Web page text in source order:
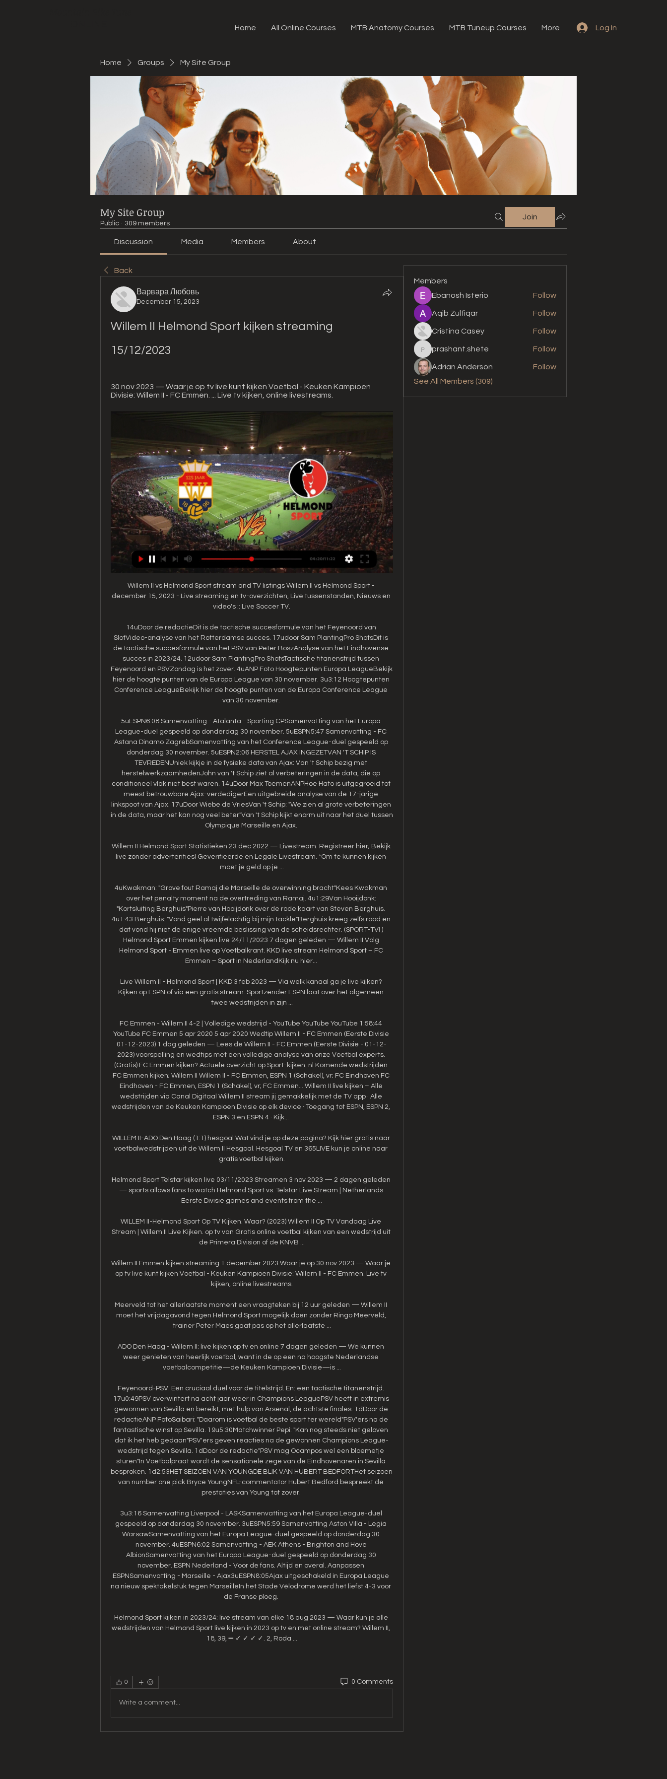
Home All Online Courses MTB Anatomy Courses MTB Tuneup Courses More Log In
Home Groups My Site Group
My Site Group
Public · 309 members
Join
Discussion Media Members About
Back
Варвара Любовь
December 15, 2023
Willem II Helmond Sport kijken streaming
15/12/2023
30 nov 2023 — Waar je op tv live kunt kijken Voetbal - Keuken Kampioen
Divisie: Willem II - FC Emmen. ... Live tv kijken, online livestreams.
Willem II vs Helmond Sport stream and TV listings Willem II vs Helmond Sport -
december 15, 2023 - Live streaming en tv-overzichten, Live tussenstanden, Nieuws en
video's :: Live Soccer TV.
14uDoor de redactieDit is de tactische succesformule van het Feyenoord van
SlotVideo-analyse van het Rotterdamse succes. 17udoor Sam PlantingPro ShotsDit is
de tactische succesformule van het PSV van Peter BoszAnalyse van het Eindhovense
succes in 2023/24. 12udoor Sam PlantingPro ShotsTactische titanenstrijd tussen
Feyenoord en PSVZondag is het zover. 4uANP Foto Hoogtepunten Europa LeagueBekijk
hier de hoogte punten van de Europa League van 30 november. 3u3:12 Hoogtepunten
Conference LeagueBekijk hier de hoogte punten van de Europa Conference League
van 30 november.
5uESPN6:08 Samenvatting - Atalanta - Sporting CPSamenvatting van het Europa
League-duel gespeeld op donderdag 30 november. 5uESPN5:47 Samenvatting - FC
Astana Dinamo ZagrebSamenvatting van het Conference League-duel gespeeld op
donderdag 30 november. 5uESPN2:06 HERSTEL AJAX INGEZETVAN 'T SCHIP IS
TEVREDENUniek kijkje in de fysieke data van Ajax: Van 't Schip bezig met
herstelwerkzaamhedenJohn van 't Schip ziet al verbeteringen in de data, die op
conditioneel vlak niet best waren. 14uDoor Max ToemenANPHoe Hato is uitgegroeid tot
meest betrouwbare Ajax-verdedigerEen uitgebreide analyse van de 17-jarige
linkspoot van Ajax. 17uDoor Wiebe de VriesVan 't Schip: "We zien al grote verbeteringen
in de data, maar het kan nog veel beter"Van 't Schip kijkt enorm uit naar het duel tussen
Olympique Marseille en Ajax.
Willem II Helmond Sport Statistieken 23 dec 2022 — Livestream. Registreer hier; Bekijk
live zonder advertenties! Geverifieerde en Legale Livestream. *Om te kunnen kijken
moet je geld op je ...
4uKwakman: "Grove fout Ramaj die Marseille de overwinning bracht"Kees Kwakman
over het penalty moment na de overtreding van Ramaj. 4u1:29Van Hooijdonk:
"Kortsluiting Berghuis"Pierre van Hooijdonk over de rode kaart van Steven Berghuis.
4u1:43 Berghuis: "Vond geel al twijfelachtig bij mijn tackle"Berghuis kreeg zelfs rood en
dat vond hij niet de enige vreemde beslissing van de scheidsrechter. (SPORT-TV! )
Helmond Sport Emmen kijken live 24/11/2023 7 dagen geleden — Willem II Volg
Helmond Sport - Emmen live op Voetbalkrant. KKD live stream Helmond Sport – FC
Emmen – Sport in NederlandKijk nu hier...
Live Willem II - Helmond Sport | KKD 3 feb 2023 — Via welk kanaal ga je live kijken?
Kijken op ESPN of via een gratis stream. Sportzender ESPN laat over het algemeen
twee wedstrijden in zijn ...
FC Emmen - Willem II 4-2 | Volledige wedstrijd - YouTube YouTube YouTube 1:58:44
YouTube FC Emmen 5 apr 2020 5 apr 2020 Wedtip Willem II - FC Emmen (Eerste Divisie
01-12-2023) 1 dag geleden — Lees de Willem II - FC Emmen (Eerste Divisie - 01-12-
2023) voorspelling en wedtips met een volledige analyse van onze Voetbal experts.
(Gratis) FC Emmen kijken? Actuele overzicht op Sport-kijken. nl Komende wedstrijden
FC Emmen kijken; Willem II Willem II - FC Emmen, ESPN 1 (Schakel), vr; FC Eindhoven FC
Eindhoven - FC Emmen, ESPN 1 (Schakel), vr; FC Emmen... Willem II live kijken – Alle
wedstrijden via Canal Digitaal Willem II stream jij gemakkelijk met de TV app · Alle
wedstrijden van de Keuken Kampioen Divisie op elk device · Toegang tot ESPN, ESPN 2,
ESPN 3 én ESPN 4 · Kijk...
WILLEM II-ADO Den Haag (1:1) hesgoal Wat vind je op deze pagina? Kijk hier gratis naar
voetbalwedstrijden uit de Willem II Hesgoal. Hesgoal TV en 365LIVE kun je online naar
gratis voetbal kijken.
Helmond Sport Telstar kijken live 03/11/2023 Streamen 3 nov 2023 — 2 dagen geleden
— sports allows fans to watch Helmond Sport vs. Telstar Live Stream | Netherlands
Eerste Divisie games and events from the ...
WILLEM II-Helmond Sport Op TV Kijken. Waar? (2023) Willem II Op TV Vandaag Live
Stream | Willem II Live Kijken. op tv van Gratis online voetbal kijken van een wedstrijd uit
de Primera Division of de KNVB ...
Willem II Emmen kijken streaming 1 december 2023 Waar je op 30 nov 2023 — Waar je
op tv live kunt kijken Voetbal - Keuken Kampioen Divisie: Willem II - FC Emmen. Live tv
kijken, online livestreams.
Meerveld tot het allerlaatste moment een vraagteken bij 12 uur geleden — Willem II
moet het vrijdagavond tegen Helmond Sport mogelijk doen zonder Ringo Meerveld,
trainer Peter Maes gaat pas op het allerlaatste ...
ADO Den Haag - Willem II: live kijken op tv en online 7 dagen geleden — We kunnen
weer genieten van heerlijk voetbal, want in de op een na hoogste Nederlandse
voetbalcompetitie—de Keuken Kampioen Divisie—is ...
Feyenoord-PSV. Een cruciaal duel voor de titelstrijd. En: een tactische titanenstrijd.
17u0:49PSV overwintert na acht jaar weer in Champions LeaguePSV heeft in extremis
gewonnen van Sevilla en bereikt, met hulp van Arsenal, de achtste finales. 1dDoor de
redactieANP FotoSaibari: "Daarom is voetbal de beste sport ter wereld"PSV'ers na de
fantastische winst op Sevilla. 19u5:30Matchwinner Pepi: "Kan nog steeds niet geloven
dat ik het heb gedaan"PSV'ers geven reacties na de gewonnen Champions League-
wedstrijd tegen Sevilla. 1dDoor de redactie"PSV mag Ocampos wel een bloemetje
sturen"In Voetbalpraat wordt de sensationele zege van de Eindhovenaren in Sevilla
besproken. 1d2:53HET SEIZOEN VAN YOUNGDE BLIK VAN HUBERT BEDFORTHet seizoen
van number one pick Bryce YoungNFL-commentator Hubert Bedford bespreekt de
prestaties van Young tot zover.
3u3:16 Samenvatting Liverpool - LASKSamenvatting van het Europa League-duel
gespeeld op donderdag 30 november. 3uESPN5:59 Samenvatting Aston Villa - Legia
WarsawSamenvatting van het Europa League-duel gespeeld op donderdag 30
november. 4uESPN6:02 Samenvatting - AEK Athens - Brighton and Hove
AlbionSamenvatting van het Europa League-duel gespeeld op donderdag 30
november. ESPN Nederland - Voor de fans. Altijd en overal. Aanpassen
ESPNSamenvatting - Marseille - Ajax3uESPN8:05Ajax uitgeschakeld in Europa League
na nieuw spektakelstuk tegen MarseilleIn het Stade Vélodrome werd het liefst 4-3 voor
de Franse ploeg.
Helmond Sport kijken in 2023/24: live stream van elke 18 aug 2023 — Waar kun je alle
wedstrijden van Helmond Sport live kijken in 2023 op tv en met online stream? Willem II,
18, 39, ➖ ✓ ✓ ✓ ✓. 2, Roda ...
0 0 Comments
Write a comment...
Members
Ebanosh Isterio
Follow
Aqib Zulfiqar Follow
Cristina Casey Follow
prashant.shete
prashant.shete Follow
Adrian Anderson
Follow
See All Members (309)